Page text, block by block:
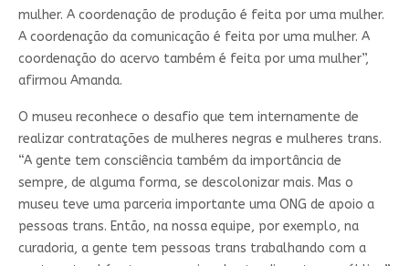
mulher. A coordenação de produção é feita por uma mulher.
A coordenação da comunicação é feita por uma mulher. A
coordenação do acervo também é feita por uma mulher”,
afirmou Amanda.
O museu reconhece o desafio que tem internamente de
realizar contratações de mulheres negras e mulheres trans.
“A gente tem consciência também da importância de
sempre, de alguma forma, se descolonizar mais. Mas o
museu teve uma parceria importante uma ONG de apoio a
pessoas trans. Então, na nossa equipe, por exemplo, na
curadoria, a gente tem pessoas trans trabalhando com a